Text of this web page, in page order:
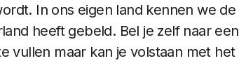
In ons eigen land kennen we de
heeft gebeld. Bel je zelf naar een
vullen maar kan je volstaan met het